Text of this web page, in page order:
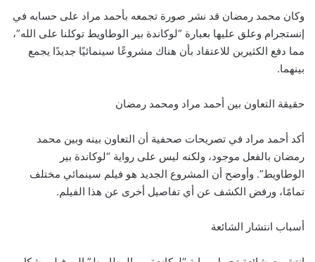
وكان محمد رمضان قد نشر صورة تجمعه بأحمد مراد على حسابه في
إنستجرام وعلق عليها بعبارة “لوكاندة بير الوطاويط توكلنا على الله”،
مما دفع الكثيرين للاعتقاد بأن هناك مشروعًا سينمائيًا جديدًا يجمع
بينهما.
حقيقة التعاون بين أحمد مراد ومحمد رمضان
أكد أحمد مراد في تصريحات صحفية أن التعاون بينه وبين محمد
رمضان بالفعل موجود، ولكنه ليس على رواية “لوكاندة بير
الوطاويط”. وأوضح أن المشروع الجديد هو فيلم سينمائي مختلف
تمامًا، ورفض الكشف عن أي تفاصيل أخرى عن هذا الفيلم.
أسباب انتشار الشائعة